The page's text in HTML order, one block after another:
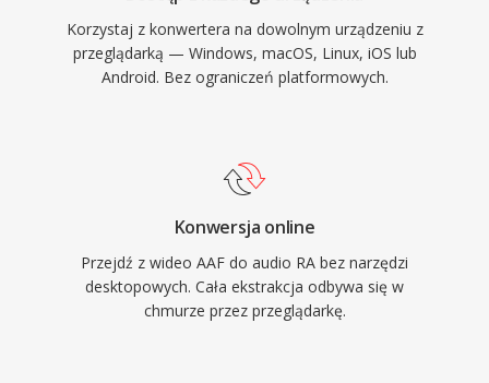
jak BBC i NPR polegali na RealAudio w
streamingu online. Trwalym wkladem
technicznym byla koncepcja adaptacyjnego
HLS i DASH. Choc zastapiony przez
RA z wczesnego radia internetowego nadal
istnieja i wymagaja konwersji do odtwarzania
na wspolczesnych urzadzeniach.
Korzystaj z konwertera na dowolnym urządzeniu z
przeglądarką — Windows, macOS, Linux, iOS lub
Android. Bez ograniczeń platformowych.
Konwersja online
Przejdź z wideo AAF do audio RA bez narzędzi
desktopowych. Cała ekstrakcja odbywa się w
chmurze przez przeglądarkę.